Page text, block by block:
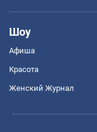
Шоу
Афиша
Красота
Женский Журнал